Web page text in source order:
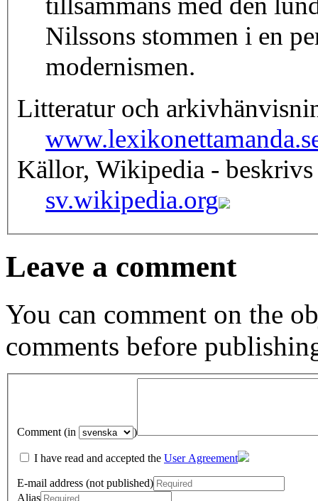
Nilssons stommen i en
modernismen.
Litteratur och
Källor, Wikipedia - beskrivs
sv.wikipedia.org
Leave a comment
You can comment on the
comments before
Comment (in )
I have read and accepted the User Agreement
E-mail address (not published)
Alias